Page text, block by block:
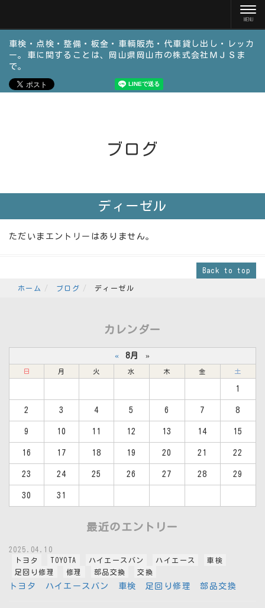
車検・点検・整備・板金・車輌販売・代車貸し出し・レッカ
ー。車に関することは、岡山県岡山市の株式会社ＭＪＳま
で。
ブログ
ディーゼル
ただいまエントリーはありません。
Back to top
ホーム ブログ ディーゼル
カレンダー
« 8月 »
日 月 火 水 木 金 土
1
2 3 4 5 6 7 8
9 10 11 12 13 14 15
16 17 18 19 20 21 22
23 24 25 26 27 28 29
30 31
最近のエントリー
2025.04.10
トヨタ
TOYOTA ハイエースバン ハイエース
車検
足回り修理
修理 部品交換 交換
トヨタ ハイエースバン 車検 足回り修理 部品交換